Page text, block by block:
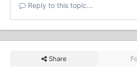
Reply to this topic...
Share